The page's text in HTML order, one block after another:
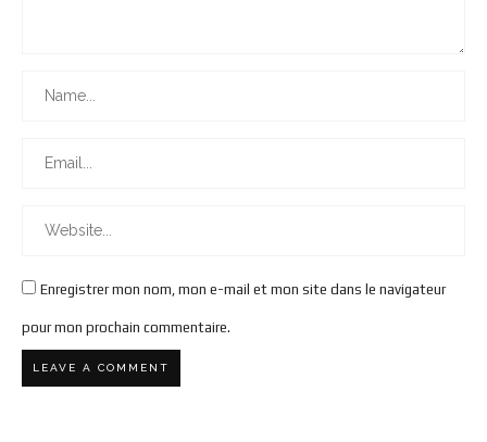
Enregistrer mon nom, mon e-mail et mon site dans le navigateur
pour mon prochain commentaire.